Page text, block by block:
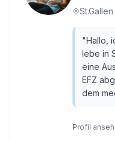
St.Gallen
"Hallo,
lebe in
eine
EFZ
dem
Profil